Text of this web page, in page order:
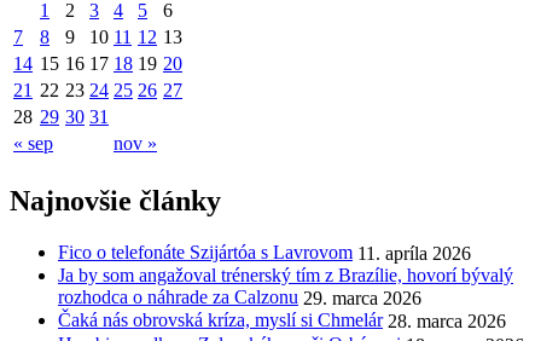
« sep nov »
1 2 3 4 5
6
7
8 9 10 11 12 13
14 15 16 17 18 19 20
21 22 23 24 25 26 27
28 29 30 31
Najnovšie články
Fico o telefonáte Szijártóa s Lavrovom 11. apríla 2026
Ja by som angažoval trénerský tím z Brazílie, hovorí bývalý
rozhodca o náhrade za Calzonu 29. marca 2026
Čaká nás obrovská kríza, myslí si Chmelár 28. marca 2026